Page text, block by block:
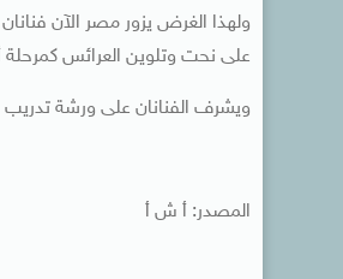
ولهذا الغرض يزور مصر الآن
على نحت وتلوين العرائس كمرحلة
ويشرف الفنانان على ورشة تدريب
المصدر: أ ش أ